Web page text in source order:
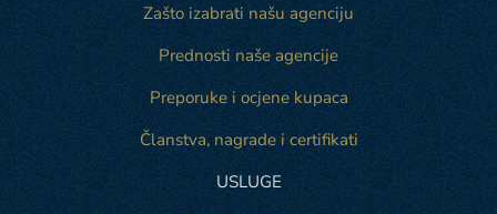
Zašto izabrati našu agenciju
Prednosti naše agencije
Preporuke i ocjene kupaca
Članstva, nagrade i certifikati
USLUGE